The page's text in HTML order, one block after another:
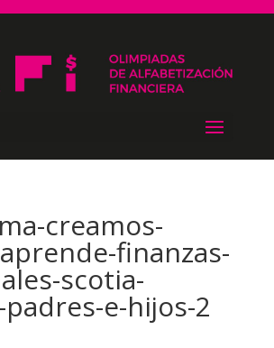
creamos-
finanzas-
scotia-
e-hijos-2